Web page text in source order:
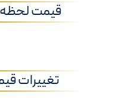
قیمت
تغییرات